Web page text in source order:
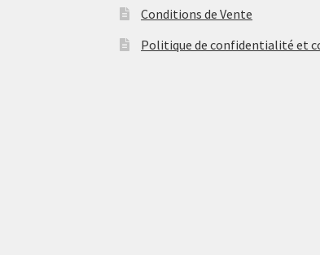
Conditions de Vente
Politique de confidentialité et